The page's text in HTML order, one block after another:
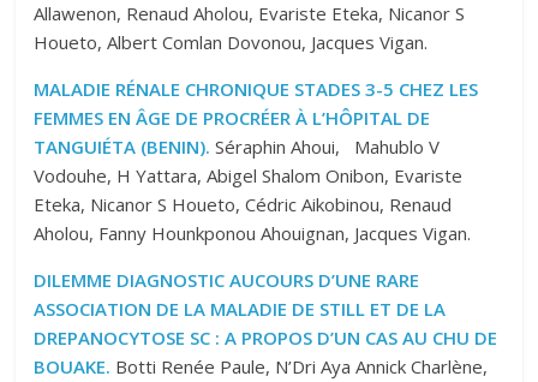
Allawenon, Renaud Aholou, Evariste Eteka, Nicanor S
Houeto, Albert Comlan Dovonou, Jacques Vigan.
MALADIE RÉNALE CHRONIQUE STADES 3-5 CHEZ LES
FEMMES EN ÂGE DE PROCRÉER À L’HÔPITAL DE
TANGUIÉTA (BENIN). Séraphin Ahoui, Mahublo V
Vodouhe, H Yattara, Abigel Shalom Onibon, Evariste
Eteka, Nicanor S Houeto, Cédric Aikobinou, Renaud
Aholou, Fanny Hounkponou Ahouignan, Jacques Vigan.
DILEMME DIAGNOSTIC AUCOURS D’UNE RARE
ASSOCIATION DE LA MALADIE DE STILL ET DE LA
DREPANOCYTOSE SC : A PROPOS D’UN CAS AU CHU DE
BOUAKE. Botti Renée Paule, N’Dri Aya Annick Charlène,